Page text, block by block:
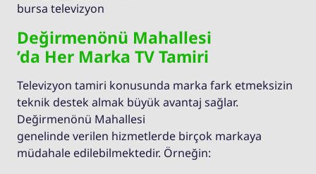
bursa televizyon
Değirmenönü Mahallesi
’da Her Marka TV Tamiri
Televizyon tamiri konusunda marka fark etmeksizin
teknik destek almak büyük avantaj sağlar.
Değirmenönü Mahallesi
genelinde verilen hizmetlerde birçok markaya
müdahale edilebilmektedir. Örneğin: